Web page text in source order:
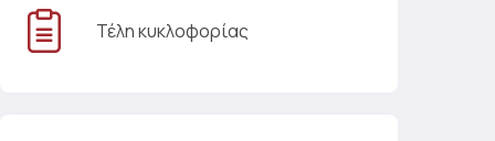
Τέλη κυκλοφορίας